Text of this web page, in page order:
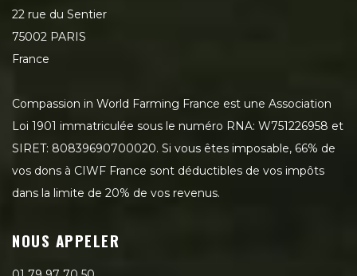
22 rue du Sentier
75002 PARIS
France
Compassion in World Farming France est une Association
Loi 1901 immatriculée sous le numéro RNA: W751226958 et
SIRET: 80839690700020. Si vous êtes imposable, 66% de
vos dons à CIWF France sont déductibles de vos impôts
dans la limite de 20% de vos revenus.
NOUS APPELER